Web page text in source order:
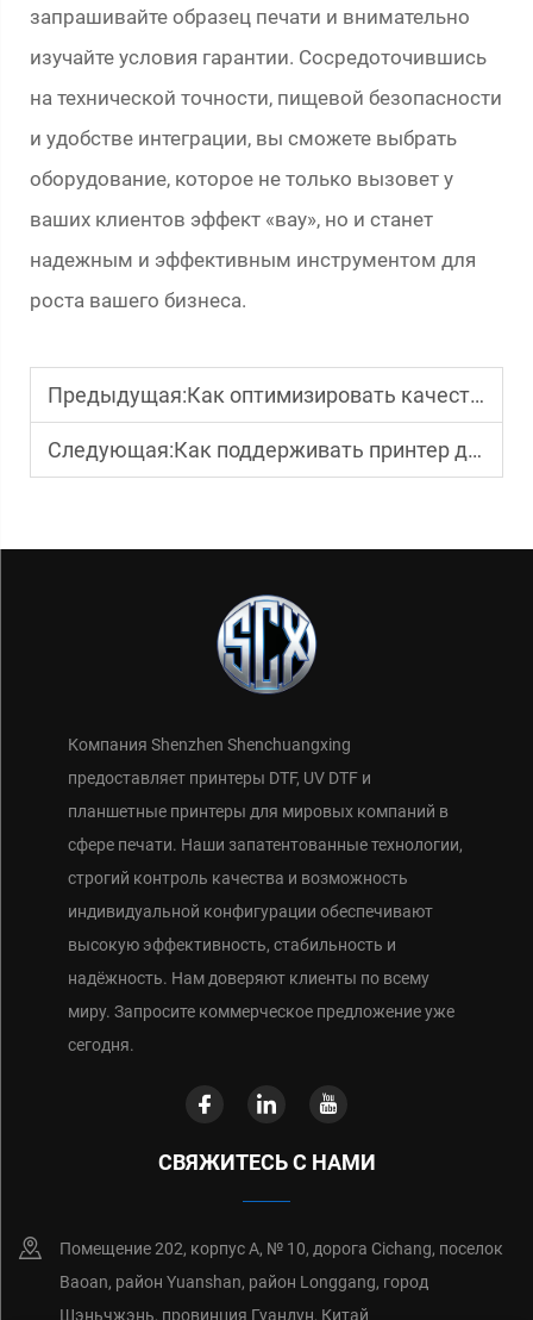
запрашивайте образец печати и внимательно
изучайте условия гарантии. Сосредоточившись
на технической точности, пищевой безопасности
и удобстве интеграции, вы сможете выбрать
оборудование, которое не только вызовет у
ваших клиентов эффект «вау», но и станет
надежным и эффективным инструментом для
роста вашего бизнеса.
Предыдущая:Как оптимизировать качество печати с помощью розового DTF-принтера
Следующая:Как поддерживать принтер для бумажных пакетов в рабочем состоянии на протяжении длительного времени
Компания Shenzhen Shenchuangxing
предоставляет принтеры DTF, UV DTF и
планшетные принтеры для мировых компаний в
сфере печати. Наши запатентованные технологии,
строгий контроль качества и возможность
индивидуальной конфигурации обеспечивают
высокую эффективность, стабильность и
надёжность. Нам доверяют клиенты по всему
миру. Запросите коммерческое предложение уже
сегодня.
СВЯЖИТЕСЬ С НАМИ
Помещение 202, корпус А, № 10, дорога Cichang, поселок
Baoan, район Yuanshan, район Longgang, город
Шэньчжэнь, провинция Гуандун, Китай